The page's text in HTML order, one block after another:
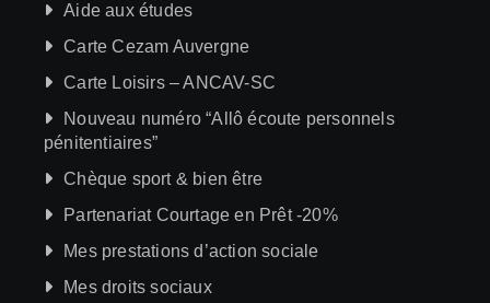
Aide aux études
Carte Cezam Auvergne
Carte Loisirs – ANCAV-SC
Nouveau numéro “Allô écoute personnels
pénitentiaires”
Chèque sport & bien être
Partenariat Courtage en Prêt -20%
Mes prestations d’action sociale
Mes droits sociaux